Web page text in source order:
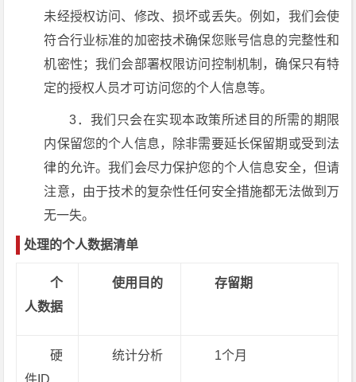
未经授权访问、修改、损坏或丢失。例如，我们会使
符合行业标准的加密技术确保您账号信息的完整性和
机密性；我们会部署权限访问控制机制，确保只有特
定的授权人员才可访问您的个人信息等。
3．我们只会在实现本政策所述目的所需的期限
内保留您的个人信息，除非需要延长保留期或受到法
律的允许。我们会尽力保护您的个人信息安全，但请
注意，由于技术的复杂性任何安全措施都无法做到万
无一失。
处理的个人数据清单
个
人数据
使用目的 存留期
硬
件ID
统计分析 1个月